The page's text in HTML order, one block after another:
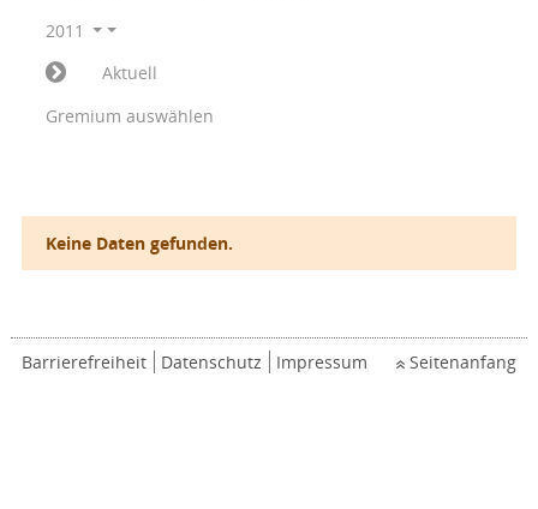
2011
Aktuell
Gremium auswählen
Keine Daten gefunden.
Barrierefreiheit Datenschutz Impressum Seitenanfang